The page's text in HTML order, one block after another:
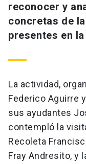
reconocer y
concretas de
presentes en
La actividad,
Federico Aguirre
sus ayudantes
contempló la
Recoleta
Fray Andresito, y